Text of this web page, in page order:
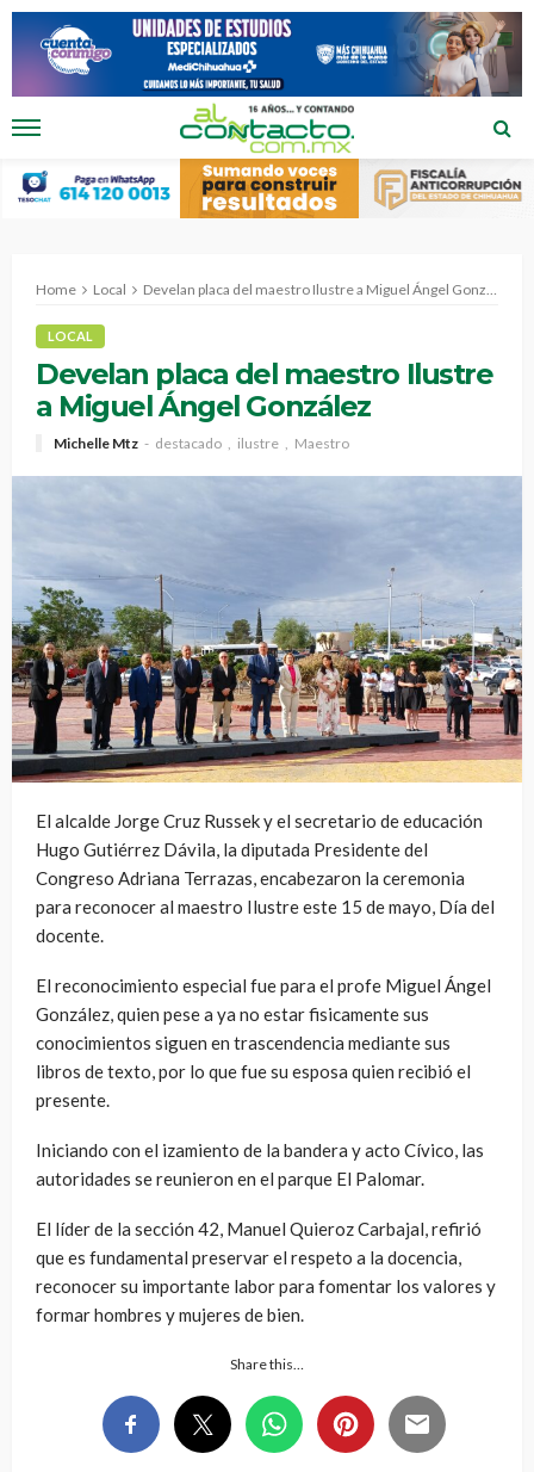
Home Local Develan placa del maestro Ilustre a Miguel Ángel González
LOCAL
Develan placa del maestro Ilustre
a Miguel Ángel González
Michelle Mtz destacado ilustre Maestro
El alcalde Jorge Cruz Russek y el secretario de educación
Hugo Gutiérrez Dávila, la diputada Presidente del
Congreso Adriana Terrazas, encabezaron la ceremonia
para reconocer al maestro Ilustre este 15 de mayo, Día del
docente.
El reconocimiento especial fue para el profe Miguel Ángel
González, quien pese a ya no estar fisicamente sus
conocimientos siguen en trascendencia mediante sus
libros de texto, por lo que fue su esposa quien recibió el
presente.
Iniciando con el izamiento de la bandera y acto Cívico, las
autoridades se reunieron en el parque El Palomar.
El líder de la sección 42, Manuel Quieroz Carbajal, refirió
que es fundamental preservar el respeto a la docencia,
reconocer su importante labor para fomentar los valores y
formar hombres y mujeres de bien.
Share this…